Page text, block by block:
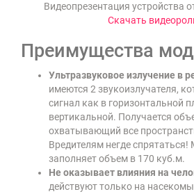
Видеопрезентация устройства
Скачать
Преимущества
Ультразвуковое излучение в
имеются 2 звукоизлучателя,
сигнал как в горизонтальной
вертикальной. Получается
охватывающий все
Вредителям негде
заполняет объем в 170 куб.м.
Не оказывает влияния на
действуют только на